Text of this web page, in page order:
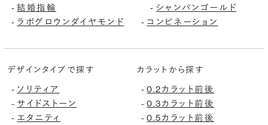
-結婚指輪
- ラボグロウンダイヤモンド
- シャンパンゴールド
- コンビネーション
デザインタイプで探す
- ソリティア
- サイドストーン
- エタニティ
カラットから探す
-0.2カラット前後
-0.3カラット前後
-0.5カラット前後